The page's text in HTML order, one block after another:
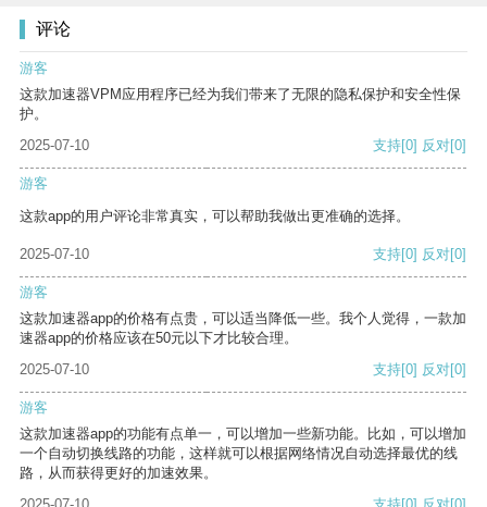
评论
游客
这款加速器VPM应用程序已经为我们带来了无限的隐私保护和安全性保
护。
2025-07-10
支持[0] 反对[0]
游客
这款app的用户评论非常真实，可以帮助我做出更准确的选择。
2025-07-10 支持[0] 反对[0]
游客
这款加速器app的价格有点贵，可以适当降低一些。我个人觉得，一款加
速器app的价格应该在50元以下才比较合理。
2025-07-10
支持[0] 反对[0]
游客
这款加速器app的功能有点单一，可以增加一些新功能。比如，可以增加
一个自动切换线路的功能，这样就可以根据网络情况自动选择最优的线
路，从而获得更好的加速效果。